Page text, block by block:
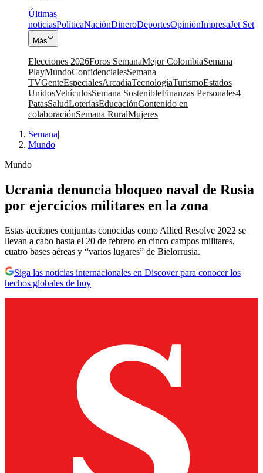
Últimas
noticiasPolíticaNaciónDineroDeportesOpiniónImpresaJet Set
Más
Elecciones 2026Foros SemanaMejor ColombiaSemana
PlayMundoConfidencialesSemana
TVGenteEspecialesArcadiaTecnologíaTurismoEstados
UnidosVehículosSemana SostenibleFinanzas Personales4
PatasSaludLoteríasEducaciónContenido en
colaboraciónSemana RuralMujeres
Semana|
Mundo
Mundo
Ucrania denuncia bloqueo naval de Rusia
por ejercicios militares en la zona
Estas acciones conjuntas conocidas como Allied Resolve 2022 se
llevan a cabo hasta el 20 de febrero en cinco campos militares,
cuatro bases aéreas y “varios lugares” de Bielorrusia.
Siga las noticias internacionales en Discover para conocer los
hechos globales de hoy